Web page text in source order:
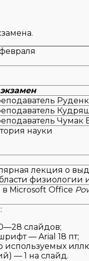
Чумак
науки
лекция о
Microsoft Office
слайдов;
— Arial 18 пт;
используемых
— 1 на слайд.